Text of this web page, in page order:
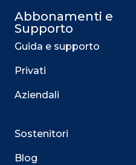
Abbonamenti e
Supporto
Guida e supporto
Privati
Aziendali
Sostenitori
Blog